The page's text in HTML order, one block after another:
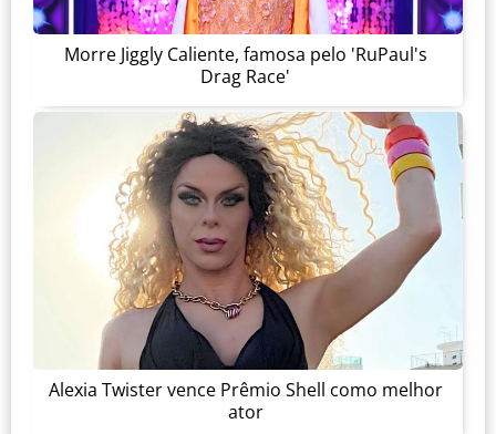
Morre Jiggly Caliente, famosa pelo 'RuPaul's
Drag Race'
Alexia Twister vence Prêmio Shell como melhor
ator